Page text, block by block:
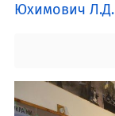
Юхимович Л.Д.